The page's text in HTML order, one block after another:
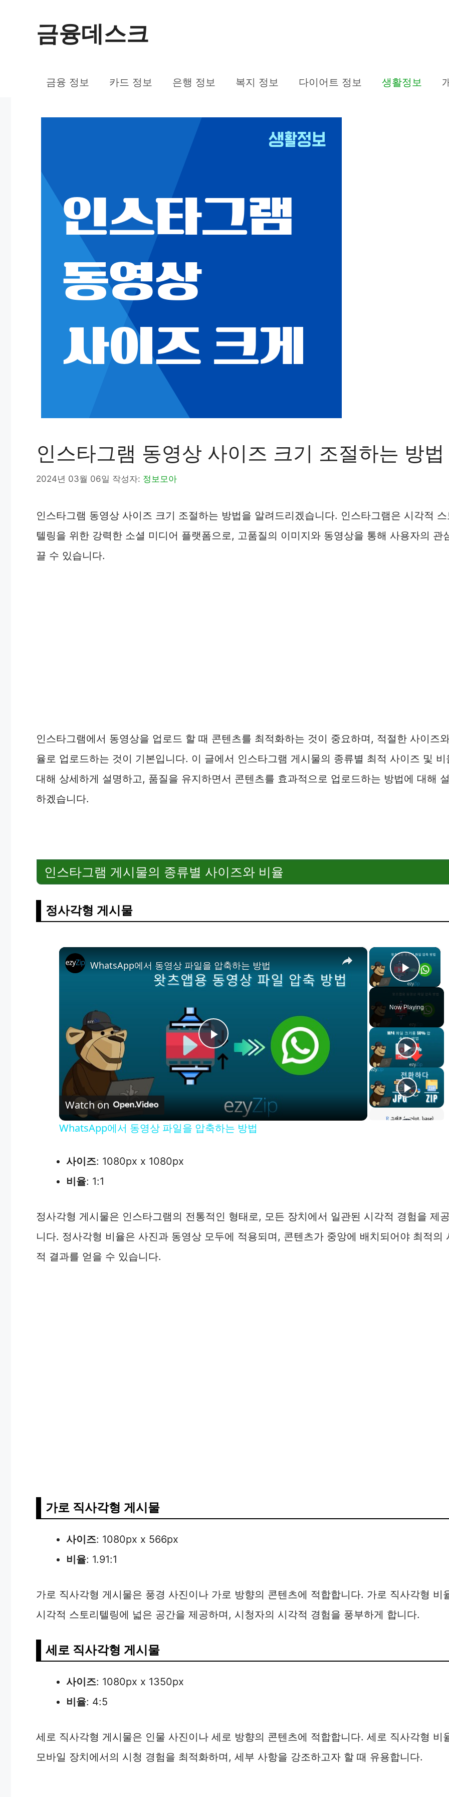
금융데스크
금융 정보 카드 정보 은행 정보 복지 정보 다이어트 정보 생활정보
인스타그램 동영상 사이즈 크기 조절하는 방법
2024년 03월 06일 작성자: 정보모아
인스타그램 동영상 사이즈 크기 조절하는 방법을 알려드리겠습니다. 인스타그램은 시각적 스
텔링을 위한 강력한 소셜 미디어 플랫폼으로, 고품질의 이미지와 동영상을 통해 사용자의 관
끌 수 있습니다.
인스타그램에서 동영상을 업로드 할 때 콘텐츠를 최적화하는 것이 중요하며, 적절한 사이즈
율로 업로드하는 것이 기본입니다. 이 글에서 인스타그램 게시물의 종류별 최적 사이즈 및 비
대해 상세하게 설명하고, 품질을 유지하면서 콘텐츠를 효과적으로 업로드하는 방법에 대해
하겠습니다.
인스타그램 게시물의 종류별 사이즈와 비율
정사각형 게시물
×
Play
Now Playing
×
P
a
y
d
WhatsApp에서 동영상 파일을 압축하는 방법
Watch on
WhatsApp에서 동영상 파일을 압축하는 방법
사이즈: 1080px x 1080px
비율: 1:1
정사각형 게시물은 인스타그램의 전통적인 형태로, 모든 장치에서 일관된 시각적 경험을 제
니다. 정사각형 비율은 사진과 동영상 모두에 적용되며, 콘텐츠가 중앙에 배치되어야 최적의
적 결과를 얻을 수 있습니다.
가로 직사각형 게시물
사이즈: 1080px x 566px
비율: 1.91:1
가로 직사각형 게시물은 풍경 사진이나 가로 방향의 콘텐츠에 적합합니다. 가로 직사각형 비
시각적 스토리텔링에 넓은 공간을 제공하며, 시청자의 시각적 경험을 풍부하게 합니다.
세로 직사각형 게시물
사이즈: 1080px x 1350px
비율: 4:5
세로 직사각형 게시물은 인물 사진이나 세로 방향의 콘텐츠에 적합합니다. 세로 직사각형 비
모바일 장치에서의 시청 경험을 최적화하며, 세부 사항을 강조하고자 할 때 유용합니다.